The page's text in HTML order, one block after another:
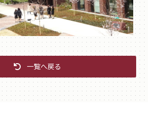
一覧へ戻る